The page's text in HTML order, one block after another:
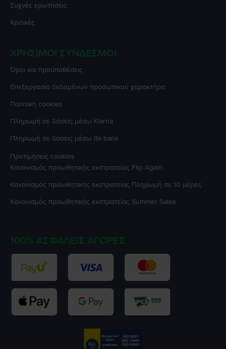
Συχνές ερωτήσεις
Κριτικές
ΧΡΉΣΙΜΟΙ ΣΎΝΔΕΣΜΟΙ
Όροι και προϋποθέσεις
Επεξεργασία δεδομένων προσωπικού χαρακτήρα
Πολιτική cookies
Πληρωμή σε δόσεις μέσω Klarna
Πληρωμή σε δόσεις μέσω tbi bank
Προτιμήσεις cookies
Κανονισμός προωθητικής εκστρατείας Flip Again
Κανονισμός προωθητικής εκστρατείας Πληρωμή σε 10 μέρες
Κανονισμός προωθητικής εκστρατείας Summer Sales
100% ΑΣΦΑΛΕΊΣ ΑΓΟΡΈΣ